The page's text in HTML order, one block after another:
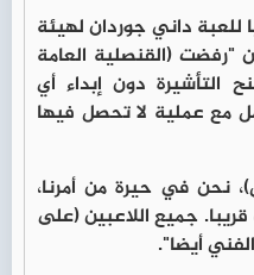
للعبة داني جوردان لهيئة
"رفضت (القنصلية العامة
التأشيرة دون إبداء أي
مع عملية لا تحصل فيها
نحن في حيرة من أمرنا،
جميع اللاعبين (على